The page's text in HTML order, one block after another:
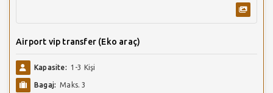
Airport vip transfer (Eko araç)
Kapasite: 1-3 Kişi
Bagaj: Maks. 3